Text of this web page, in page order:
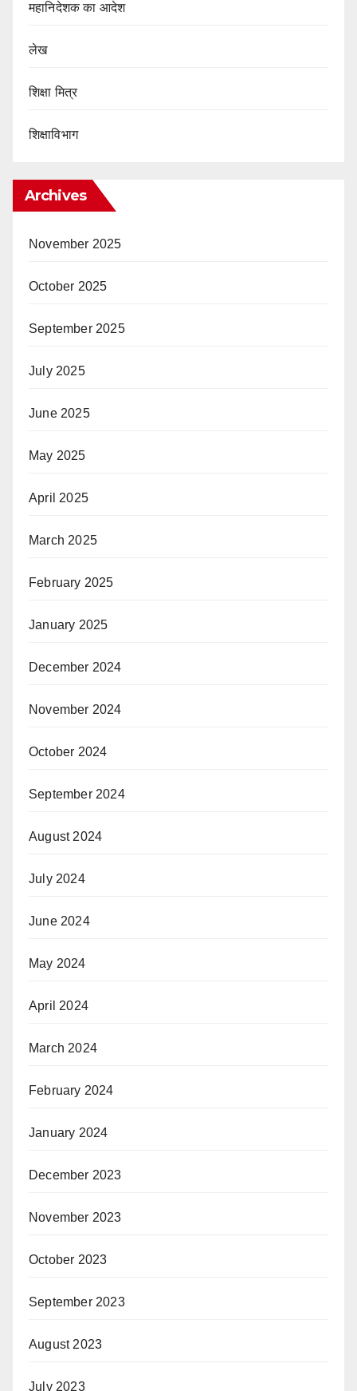
महानिदेशक का आदेश
लेख
शिक्षा मित्र
शिक्षाविभाग
Archives
November 2025
October 2025
September 2025
July 2025
June 2025
May 2025
April 2025
March 2025
February 2025
January 2025
December 2024
November 2024
October 2024
September 2024
August 2024
July 2024
June 2024
May 2024
April 2024
March 2024
February 2024
January 2024
December 2023
November 2023
October 2023
September 2023
August 2023
July 2023